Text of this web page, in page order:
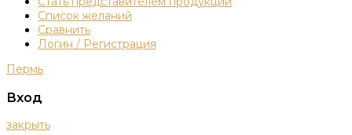
Список желаний
Сравнить
Логин / Регистрация
Пермь
Вход
закрыть